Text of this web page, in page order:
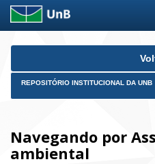
Skip
REPOSITÓRIO INSTITUCIONAL DA UNB
Navegando por
ambiental